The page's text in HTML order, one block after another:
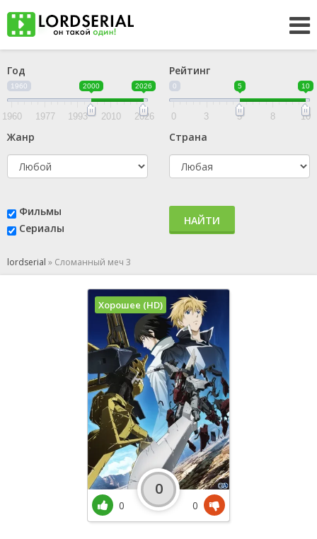
Год
1960 2000 2026
1960 1977 1993 2010 2026
Рейтинг
0 5 10
0 3 5 8 10
Жанр Страна
Фильмы
Сериалы
НАЙТИ
lordserial » Сломанный меч 3
Хорошее (HD)
0
0
0